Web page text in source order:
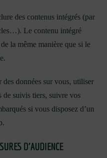
des contenus intégrés (par
Le contenu intégré
la même manière que si le
données sur vous, utiliser
de suivis tiers, suivre vos
si vous disposez d’un
D’AUDIENCE